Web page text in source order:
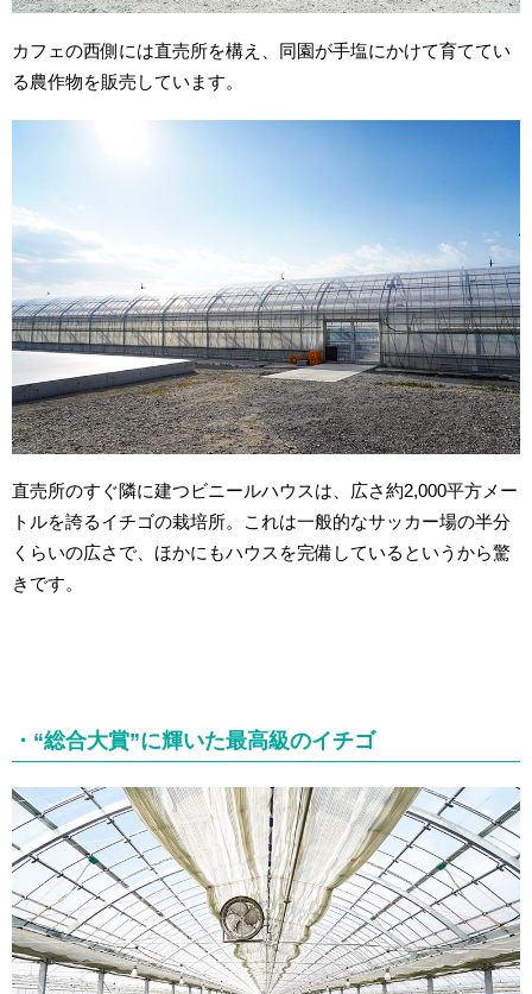
カフェの西側には直売所を構え、同園が手塩にかけて育ててい
る農作物を販売しています。
直売所のすぐ隣に建つビニールハウスは、広さ約2,000平方メー
トルを誇るイチゴの栽培所。これは一般的なサッカー場の半分
くらいの広さで、ほかにもハウスを完備しているというから驚
きです。
・“総合大賞”に輝いた最高級のイチゴ